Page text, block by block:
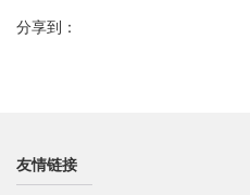
分享到：
友情链接